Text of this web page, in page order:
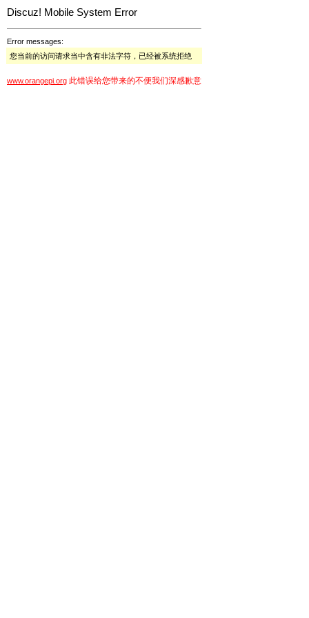
Discuz! Mobile System Error
Error messages:
您当前的访问请求当中含有非法字符，已经被系统拒绝
www.orangepi.org 此错误给您带来的不便我们深感歉意